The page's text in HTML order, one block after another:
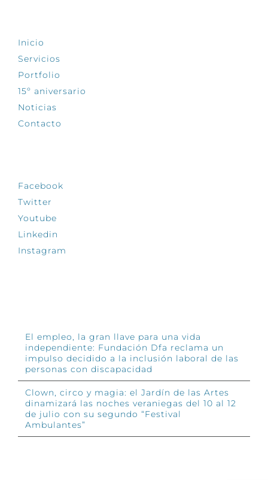
Inicio
Servicios
Portfolio
15º aniversario
Noticias
Contacto
Facebook
Twitter
Youtube
Linkedin
Instagram
El empleo, la gran llave para una vida
independiente: Fundación Dfa reclama un
impulso decidido a la inclusión laboral de las
personas con discapacidad
Clown, circo y magia: el Jardín de las Artes
dinamizará las noches veraniegas del 10 al 12
de julio con su segundo “Festival
Ambulantes”